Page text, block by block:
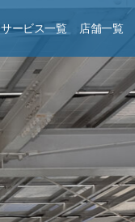
サービス一覧 店舗一覧